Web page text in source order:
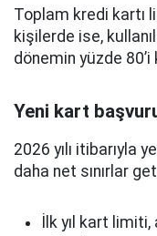
Toplam kredi kartı
kişilerde ise,
dönemin yüzde
Yeni kart
2026 yılı itibarıyla
daha net sınırlar
İlk yıl kart